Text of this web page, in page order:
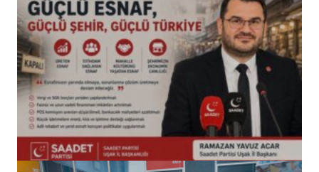
(başlıksız)
Alaattin Karahan tarafından 14/07/2026